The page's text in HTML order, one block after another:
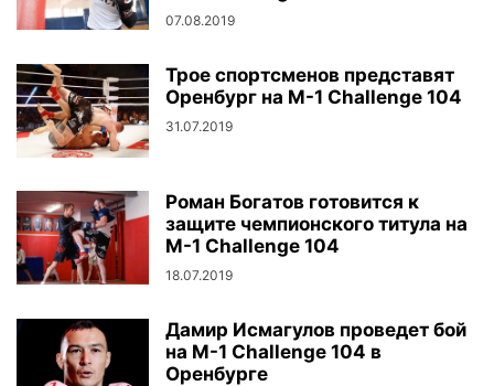
07.08.2019
Трое спортсменов представят
Оренбург на M-1 Challenge 104
31.07.2019
Роман Богатов готовится к
защите чемпионского титула на
M-1 Challenge 104
18.07.2019
Дамир Исмагулов проведет бой
на M-1 Challenge 104 в
Оренбурге